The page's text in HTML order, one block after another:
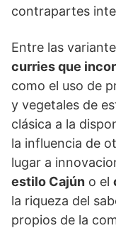
contrapartes
Entre las
curries que
como el uso de
y vegetales de
clásica a la
la influencia de
lugar a
estilo Cajún o el
la riqueza del
propios de la